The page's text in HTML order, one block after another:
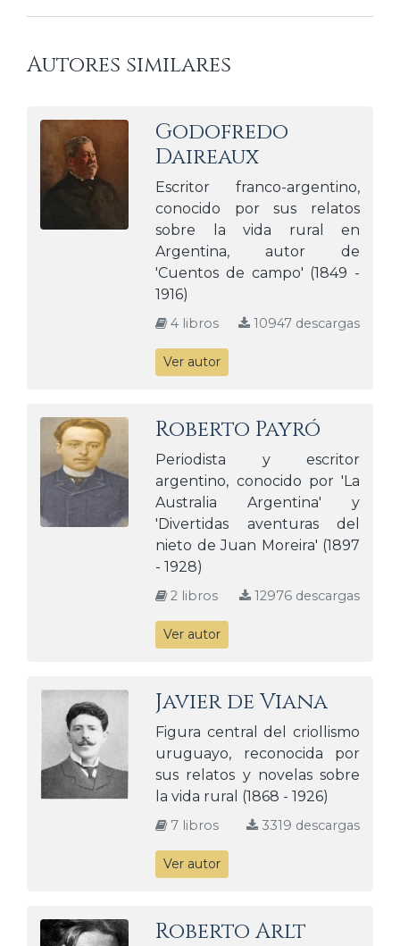
Autores similares
Godofredo
Daireaux
Escritor franco-argentino,
conocido por sus relatos
sobre la vida rural en
Argentina, autor de
'Cuentos de campo' (1849 -
1916)
4 libros 10947 descargas
Ver autor
Roberto Payró
Periodista y escritor
argentino, conocido por 'La
Australia Argentina' y
'Divertidas aventuras del
nieto de Juan Moreira' (1897
- 1928)
2 libros 12976 descargas
Ver autor
Javier de Viana
Figura central del criollismo
uruguayo, reconocida por
sus relatos y novelas sobre
la vida rural (1868 - 1926)
7 libros 3319 descargas
Ver autor
Roberto Arlt